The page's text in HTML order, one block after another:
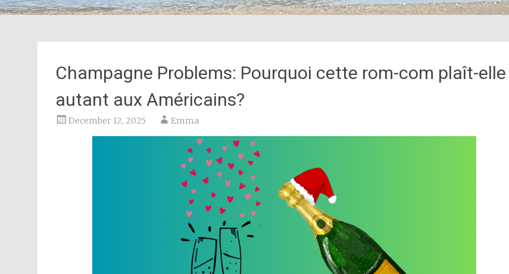
Champagne Problems: Pourquoi cette rom-com plaît-elle
autant aux Américains?
December 12, 2025 Emma